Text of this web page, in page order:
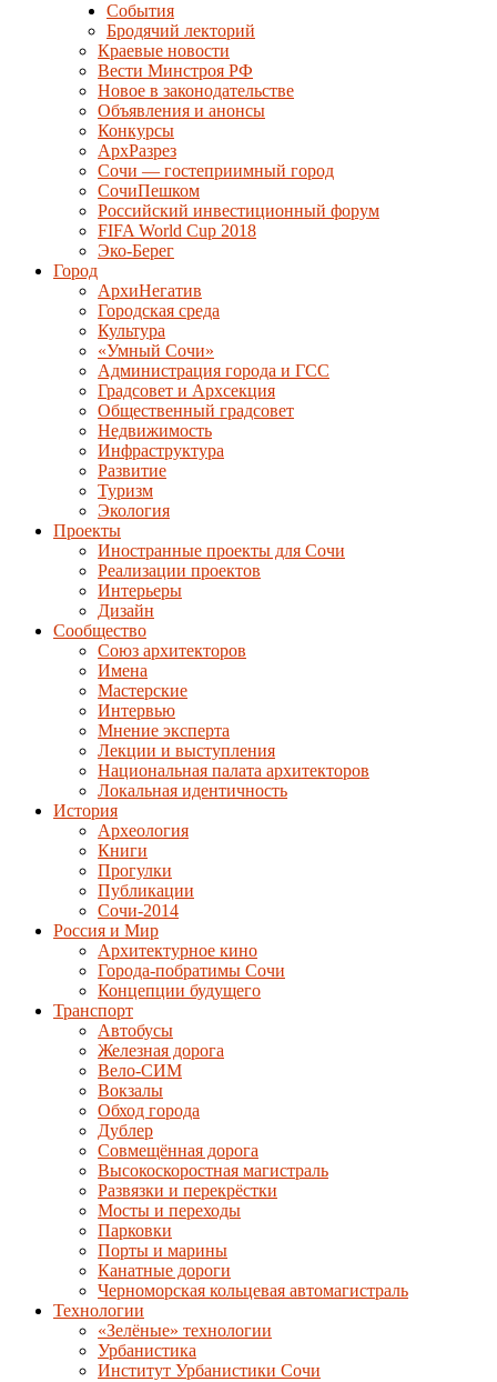
События
Бродячий лекторий
Краевые новости
Вести Минстроя РФ
Новое в законодательстве
Объявления и анонсы
Конкурсы
АрхРазрез
Сочи — гостеприимный город
СочиПешком
Российский инвестиционный форум
FIFA World Cup 2018
Эко-Берег
Город
АрхиНегатив
Городская среда
Культура
«Умный Сочи»
Администрация города и ГСС
Градсовет и Архсекция
Общественный градсовет
Недвижимость
Инфраструктура
Развитие
Туризм
Экология
Проекты
Иностранные проекты для Сочи
Реализации проектов
Интерьеры
Дизайн
Сообщество
Союз архитекторов
Имена
Мастерские
Интервью
Мнение эксперта
Лекции и выступления
Национальная палата архитекторов
Локальная идентичность
История
Археология
Книги
Прогулки
Публикации
Сочи-2014
Россия и Мир
Архитектурное кино
Города-побратимы Сочи
Концепции будущего
Транспорт
Автобусы
Железная дорога
Вело-СИМ
Вокзалы
Обход города
Дублер
Совмещённая дорога
Высокоскоростная магистраль
Развязки и перекрёстки
Мосты и переходы
Парковки
Порты и марины
Канатные дороги
Черноморская кольцевая автомагистраль
Технологии
«Зелёные» технологии
Урбанистика
Институт Урбанистики Сочи